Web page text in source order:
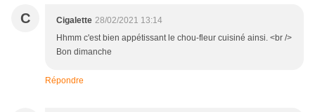
C Cigalette 28/02/2021 13:14
Hhmm c'est bien appétissant le chou-fleur cuisiné ainsi. <br />
Bon dimanche
Répondre